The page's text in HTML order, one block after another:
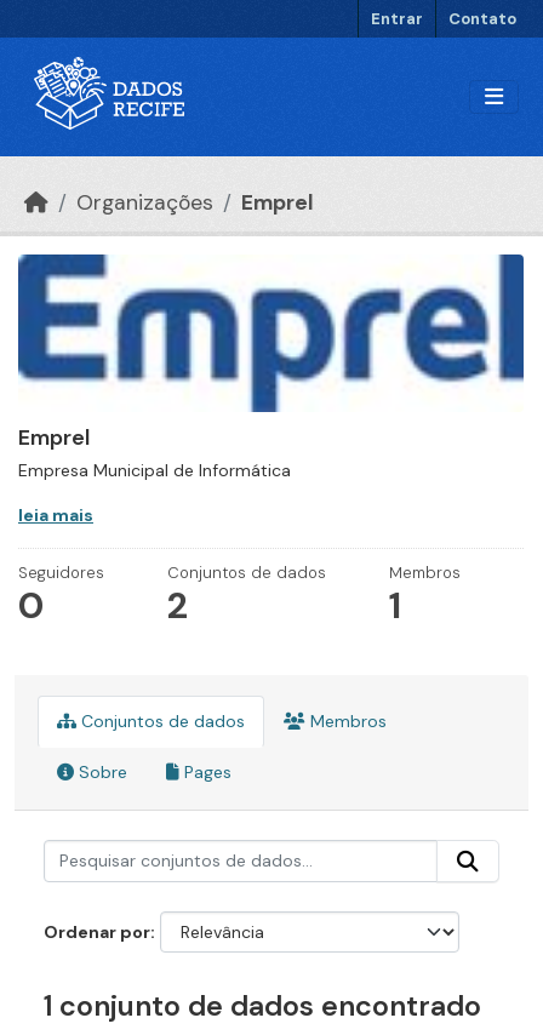
Entrar Contato
Organizações Emprel
Emprel
Empresa Municipal de Informática
leia mais
Seguidores
0
Conjuntos de dados
2
Membros
1
Conjuntos de dados Membros
Sobre Pages
Ordenar por
1 conjunto de dados encontrado